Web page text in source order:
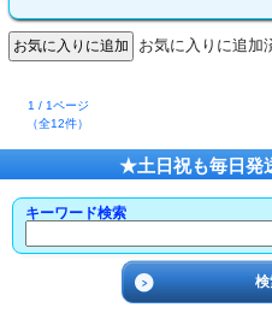
お気に入りに追加
1 / 1ページ
（全12件）
★土日祝も毎日発
キーワード検索